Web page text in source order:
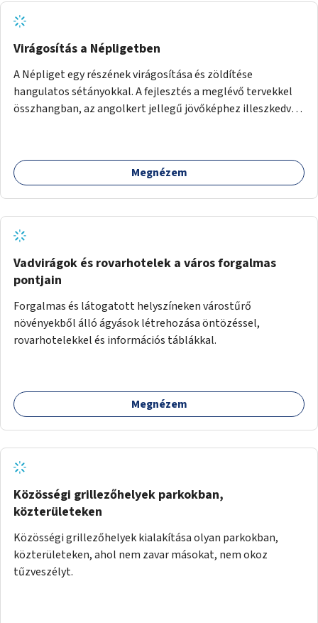
Virágosítás a Népligetben
A Népliget egy részének virágosítása és zöldítése
hangulatos sétányokkal. A fejlesztés a meglévő tervekkel
összhangban, az angolkert jellegű jövőképhez illeszkedve
Megnézem
Vadvirágok és rovarhotelek a város forgalmas
pontjain
Forgalmas és látogatott helyszíneken várostűrő
növényekből álló ágyások létrehozása öntözéssel,
rovarhotelekkel és információs táblákkal.
Megnézem
Közösségi grillezőhelyek parkokban,
közterületeken
Közösségi grillezőhelyek kialakítása olyan parkokban,
közterületeken, ahol nem zavar másokat, nem okoz
tűzveszélyt.